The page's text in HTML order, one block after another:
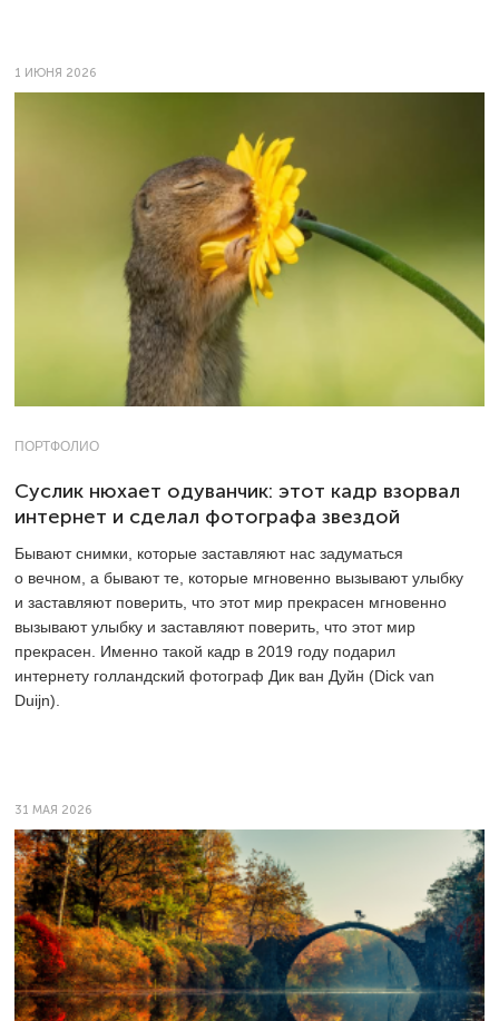
1 ИЮНЯ 2026
ПОРТФОЛИО
Суслик нюхает одуванчик: этот кадр взорвал
интернет и сделал фотографа звездой
Бывают снимки, которые заставляют нас задуматься
о вечном, а бывают те, которые мгновенно вызывают улыбку
и заставляют поверить, что этот мир прекрасен мгновенно
вызывают улыбку и заставляют поверить, что этот мир
прекрасен. Именно такой кадр в 2019 году подарил
интернету голландский фотограф Дик ван Дуйн (Dick van
Duijn).
31 МАЯ 2026